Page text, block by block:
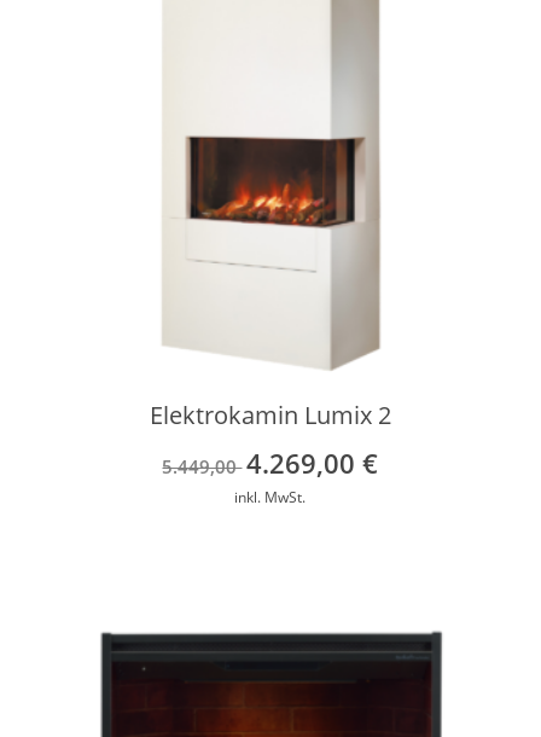
Elektrokamin Lumix 2
5.449,00 Ursprünglicher
Preis
4.269,00€Aktueller
inkl. MwSt.